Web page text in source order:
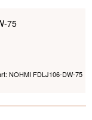
75
NOHMI FDLJ106-DW-75